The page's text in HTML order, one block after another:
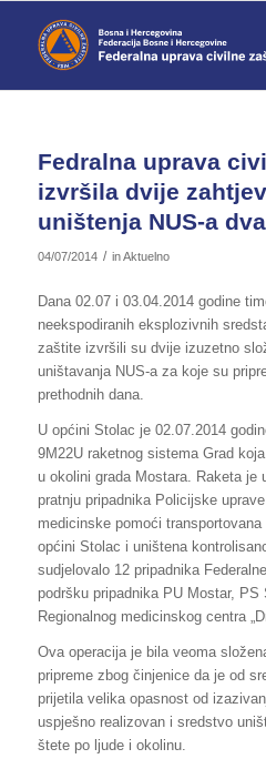
Fedralna uprava
izvršila dvije
uništenja NUS-a
04/07/2014 / inAktuelno
Dana 02.07 i 03.04.2014 godine
neekspodiranih eksplozivnih
zaštite izvršili su dvije izuzetno
uništavanja NUS-a za koje su
prethodnih dana.
U općini Stolac je 02.07.2014
9M22U raketnog sistema Grad
u okolini grada Mostara. Raketa je
pratnju pripadnika Policijske
medicinske pomoći
općini Stolac i uništena
sudjelovalo 12 pripadnika
podršku pripadnika PU Mostar,
Regionalnog medicinskog centra
Ova operacija je bila veoma
pripreme zbog činjenice da je od
prijetila velika opasnost od
uspješno realizovan i sredstvo
štete po ljude i okolinu.